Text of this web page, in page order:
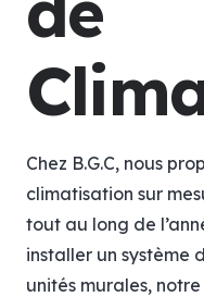
Chez B.G.C, nous
climatisation sur
tout au long de
installer un système
unités murales,